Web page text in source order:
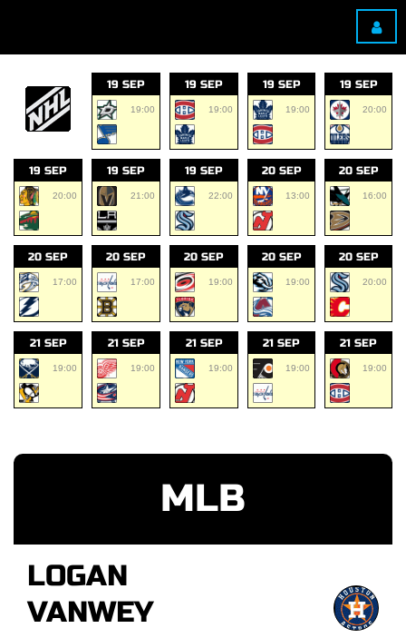
19 SEP
19:00
19 SEP
19:00
19 SEP
19:00
19 SEP
20:00
19 SEP
20:00
19 SEP
21:00
19 SEP
22:00
20 SEP
13:00
20 SEP
16:00
20 SEP
17:00
20 SEP
17:00
20 SEP
19:00
20 SEP
19:00
20 SEP
20:00
21 SEP
19:00
21 SEP
19:00
21 SEP
19:00
21 SEP
19:00
21 SEP
19:00
MLB
LOGAN
VANWEY